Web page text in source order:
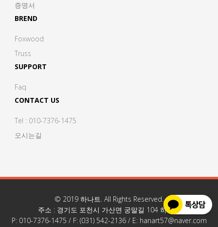
증명서
BREND
Foxwood
Truss
SUPPORT
Faq
CONTACT US
Tel : 010-7376-1475
오시는길
© 2019 하나트. All Rights Reserved.
주소 : 경기도 포천시 가산면 궁말길 104 하나트
P: 010-7376-1475 / F: (031) 542-2136 / E: hanart57@naver.com